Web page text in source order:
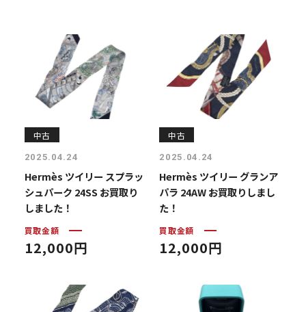
中古
2025.04.24
Hermès ツイリー スプラッ
シュパーク 24SS お買取り
しました！
買取金額
12,000円
中古
2025.04.24
Hermès ツイリー グランア
パラ 24AW お買取りしまし
た！
買取金額
12,000円